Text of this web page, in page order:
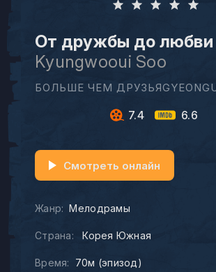
От дружбы до
Kyungwooui Soo
БОЛЬШЕ ЧЕМ
7.4 6.6
Жанр: Мелодрамы
Страна: Корея Южная
Время: 70м (эпизод)
Смотреть онлайн